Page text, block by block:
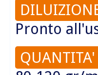
Pronto
QUANTITA'